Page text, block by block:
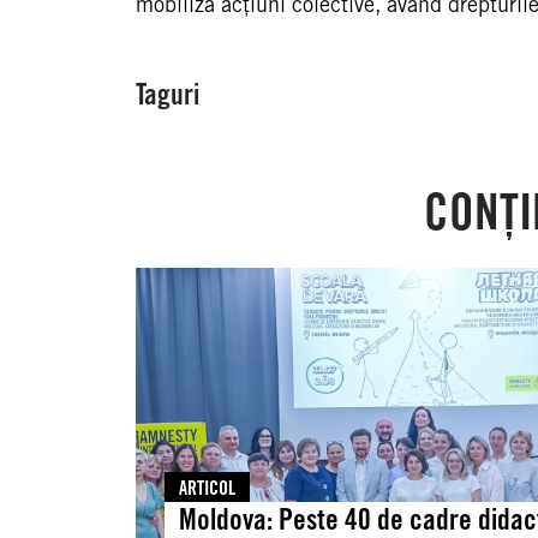
Taguri
Moldova:
Peste
didactice
și
experți
din
ARTICOL
Moldova: Peste 40 de cadre